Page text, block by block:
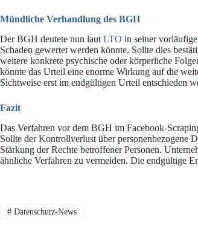
Mündliche Verhandlung des BGH
Der BGH deutete nun laut LTO in seiner
Schaden gewertet werden könnte. Sollte dies
weitere konkrete psychische oder körperliche
könnte das Urteil eine enorme Wirkung auf die
Sichtweise erst im endgültigen Urteil entschieden
Fazit
Das Verfahren vor dem BGH im Facebook-
Sollte der Kontrollverlust über personenbezogene
Stärkung der Rechte betroffener Personen.
ähnliche Verfahren zu vermeiden. Die endgültige
#Datenschutz-News